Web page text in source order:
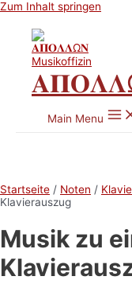
Zum Inhalt springen
Main Menu
Startseite / Noten /
Klavierauszug
Musik zu